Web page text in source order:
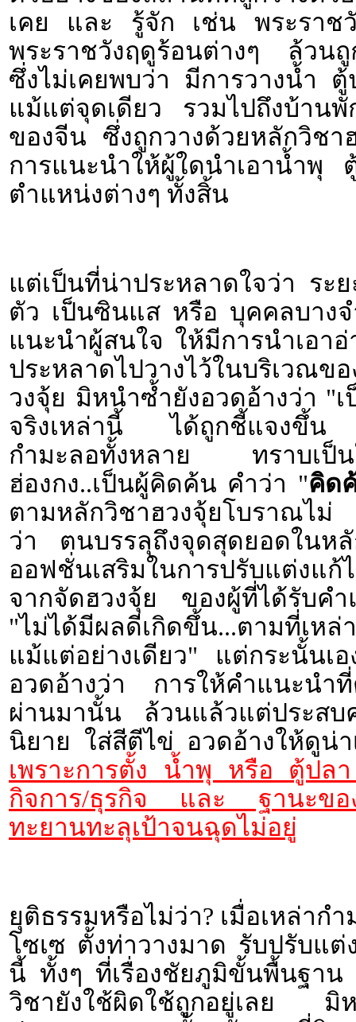
เคย และ รู้จัก เช่น พระราช
พระราชวังฤดูร้อนต่างๆ ล้วนถู
ซึ่งไม่เคยพบว่า มีการวางน้ำ
แม้แต่จุดเดียว รวมไปถึงบ้าน
ของจีน ซึ่งถูกวางด้วยหลักวิชา
การแนะนำให้ผู้ใดนำเอาน้ำพุ
ตำแหน่งต่างๆ ทั้งสิ้น
แต่เป็นที่น่าประหลาดใจว่า ระ
ตัว เป็นซินแส หรือ บุคคลบาง
แนะนำผู้สนใจ ให้มีการนำเอา
ประหลาดไปวางไว้ในบริเวณข
วงจุ้ย มิหนำซ้ำยังอวดอ้างว่า "
จริงเหล่านี้ ได้ถูกชี้แจงขึ้น เ
กำมะลอทั้งหลาย ทราบเป็
ฮ่องกง..เป็นผู้คิดค้น คำว่า "คิด
ตามหลักวิชาฮวงจุ้ยโบราณไม่
ว่า ตนบรรลุถึงจุดสุดยอดในห
ออฟชั่นเสริมในการปรับแต่งแก้
จากจัดฮวงจุ้ย ของผู้ที่ได้รับค
"ไม่ได้มีผลดีเกิดขึ้น...ตามที่เห
แม้แต่อย่างเดียว" แต่กระนั้นเ
อวดอ้างว่า การให้คำแนะนำ
ผ่านมานั้น ล้วนแล้วแต่ประสบ
นิยาย ใส่สีตีไข่ อวดอ้างให้ดูน่
เพราะการตั้ง น้ำพุ หรือ ตู้ปล
กิจการ/ธุรกิจ และ ฐานะขอ
ทะยานทะลุเป้าจนฉุดไม่อยู่
ยุติธรรมหรือไม่ว่า? เมื่อเหล่าก
โซเซ ตั้งท่าวางมาด รับปรับแ
นี้ ทั้งๆ ที่เรื่องชัยภูมิขั้นพื้นฐาน
วิชายังใช้ผิดใช้ถูกอยู่เลย มิ